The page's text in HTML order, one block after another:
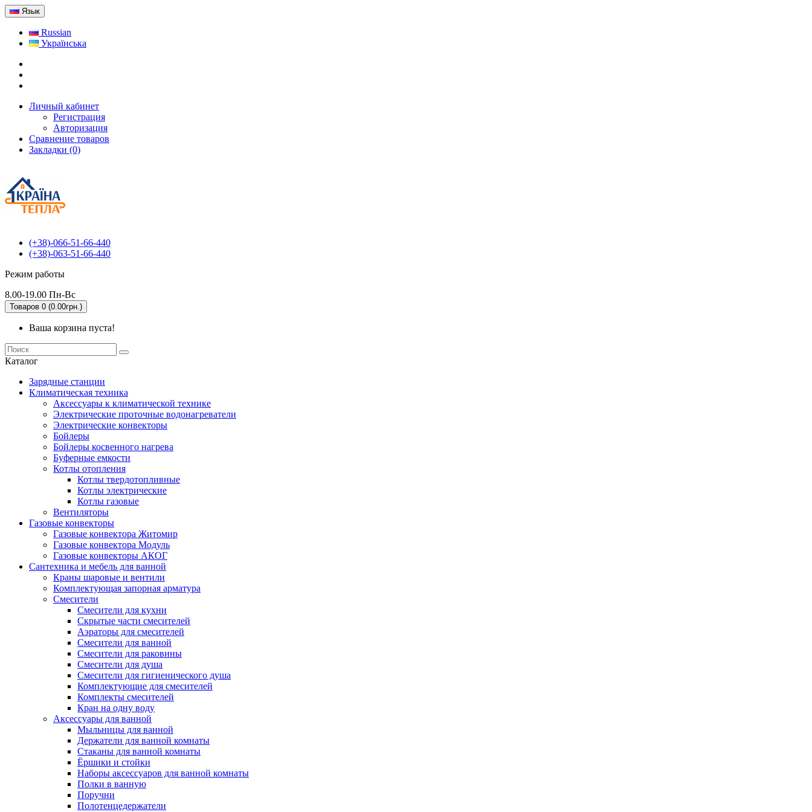
Язык
Russian
Українська
Личный кабинет
Регистрация
Авторизация
Сравнение товаров
Закладки (0)
(+38)-066-51-66-440
(+38)-063-51-66-440
Режим работы
8.00-19.00 Пн-Вс
Товаров 0 (0.00грн.)
Ваша корзина пуста!
Каталог
Зарядные станции
Климатическая техника
Аксессуары к климатической технике
Электрические проточные водонагреватели
Электрические конвекторы
Бойлеры
Бойлеры косвенного нагрева
Буферные емкости
Котлы отопления
Котлы твердотопливные
Котлы электрические
Котлы газовые
Вентиляторы
Газовые конвекторы
Газовые конвектора Житомир
Газовые конвектора Модуль
Газовые конвекторы АКОГ
Сантехника и мебель для ванной
Краны шаровые и вентили
Комплектующая запорная арматура
Смесители
Смесители для кухни
Скрытые части смесителей
Аэраторы для смесителей
Смесители для ванной
Смесители для раковины
Смесители для душа
Смесители для гигиенического душа
Комплектующие для смесителей
Комплекты смесителей
Кран на одну воду
Аксессуары для ванной
Мыльницы для ванной
Держатели для ванной комнаты
Стаканы для ванной комнаты
Ёршики и стойки
Наборы аксессуаров для ванной комнаты
Полки в ванную
Поручни
Полотенцедержатели